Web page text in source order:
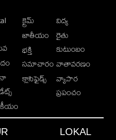
క్రైమ్
జాతీయం
భక్తి
సమాచారం
క్లాసిఫైడ్స్
విద్య
రైతు
కుటుంబం
వాతావరణం
వ్యాపార
ప్రపంచం
LOKAL